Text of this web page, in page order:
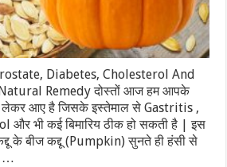
Diabetes, Cholesterol And
Remedy दोस्तों आज हम आपके
लेकर आए है जिसके इस्तेमाल से Gastritis ,
और भी कई बिमारिय ठीक हो सकती है | इस
के बीज कद्दू (Pumpkin) सुनते ही हंसी से
…